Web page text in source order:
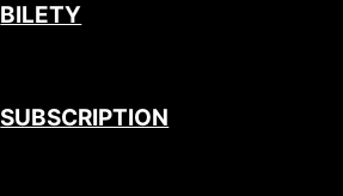
BILETY
SUBSCRIPTION